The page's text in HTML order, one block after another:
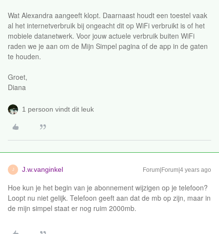
Wat Alexandra aangeeft klopt. Daarnaast houdt een toestel vaak
al het internetverbruik bij ongeacht dit op WiFi verbruikt is of het
mobiele datanetwerk. Voor jouw actuele verbruik buiten WiFi
raden we je aan om de Mijn Simpel pagina of de app in de gaten
te houden.
Groet,
Diana
1 persoon vindt dit leuk
J J.w.vanginkel Forum|Forum|4 years ago
Hoe kun je het begin van je abonnement wijzigen op je telefoon?
Loopt nu niet gelijk. Telefoon geeft aan dat de mb op zijn, maar in
de mijn simpel staat er nog ruim 2000mb.